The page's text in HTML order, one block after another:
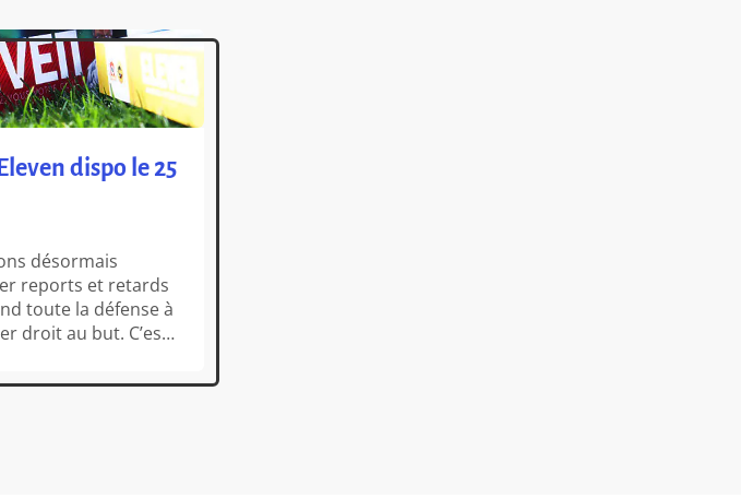
dispo le 25
désormais
reports et retards
toute la défense à
droit au but. C’est
entrera sur la